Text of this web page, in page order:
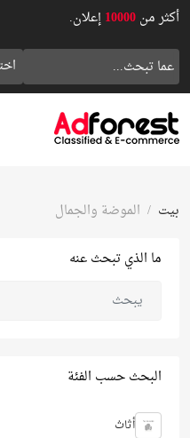
أكثر من10000إعلان.
بيت
الموضة والجمال
ما الذي تبحث عنه
البحث حسب الفئة
أثاث